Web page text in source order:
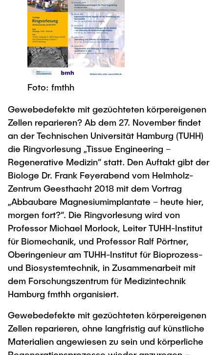
Newsroom
Pressemitteilungen
Flyer und Broschüren
Magazin spektrum
Veranstaltungen
Arbeiten an der TU Hamburg
Stellenausschreibungen
Berufsausbildung und Praktika
Berufungen
Neue Mitarbeitende
Intern
Beratung und Kontakt
Neu an der TUHH
Rund ums Studium
Studienorganisation
AI in Education
Für Absolventinnen und Absolventen
Berufseinstieg - Career Center
Graduiertenakademie
Promotion und Habilitation
Wissenschaftliche Weiterbildung
Lehre und Lernen
Best Practices Lehre
Hochschuldidaktik - ZLL
LearnING Center
Lehre im europäischen Verbund (ECIU)
UNU HUB "Engineering to Face Climate
Change"
Forschungsförderung
Early Career Researchers
Gute Wissenschaftliche Praxis
Future Lectures
Team
Neues aus der Forschung &
Transfer
Interdisziplinärer Workshop des FSP
„Biobasierte Prozesse und
Reaktortechnologien“
Studiengänge
Forschung und Institute
Technologie und Innovation in der Bildung
News
Studiengänge
Management-Wissenschaften und Technologie
Studiengänge
Forschung und Institute
Maschinenbau
Studiengänge
Studienbereich FIT
Institute im Überblick
Austauschstudium
Intercultural Hub
(Gast)Wissenschaftler*innen
Partnerships and Strategy
Partnerhochschulen Studierendenaustausch
Eine Partnerschaft vereinbaren
Strategie
Contacts & International Team
Foto: fmthh
Gewebedefekte mit gezüchteten körpereigenen
Zellen reparieren? Ab dem 27. November findet
an der Technischen Universität Hamburg (TUHH)
die Ringvorlesung „Tissue Engineering –
Regenerative Medizin“ statt. Den Auftakt gibt der
Biologe Dr. Frank Feyerabend vom Helmholz-
Zentrum Geesthacht 2018 mit dem Vortrag
„Abbaubare Magnesiumimplantate – heute hier,
morgen fort?“. Die Ringvorlesung wird von
Professor Michael Morlock, Leiter TUHH-Institut
für Biomechanik, und Professor Ralf Pörtner,
Oberingenieur am TUHH-Institut für Bioprozess-
und Biosystemtechnik, in Zusammenarbeit mit
dem Forschungszentrum für Medizintechnik
Hamburg fmthh organisiert.
Gewebedefekte mit gezüchteten körpereigenen
Zellen reparieren, ohne langfristig auf künstliche
Materialien angewiesen zu sein und körperliche